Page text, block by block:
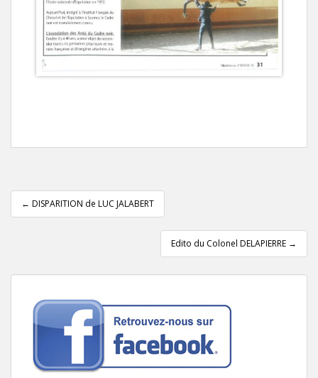
d'article
← DISPARITION de LUC JALABERT
Edito du Colonel DELAPIERRE →